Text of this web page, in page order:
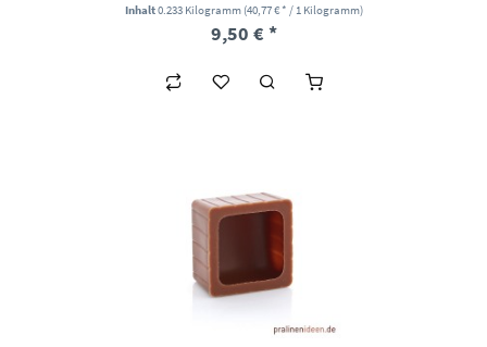
Inhalt0.233 Kilogramm (40,77 € * / 1 Kilogramm)
9,50 € *